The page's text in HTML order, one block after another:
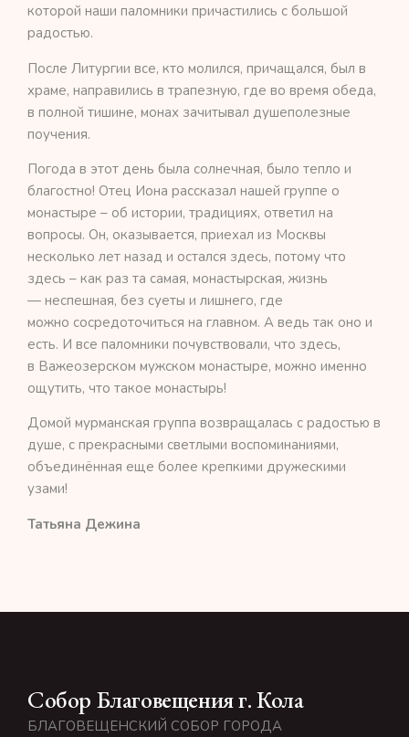
которой наши паломники причастились с большой
радостью.
После Литургии все, кто молился, причащался, был в
храме, направились в трапезную, где во время обеда,
в полной тишине, монах зачитывал душеполезные
поучения.
Погода в этот день была солнечная, было тепло и
благостно! Отец Иона рассказал нашей группе о
монастыре – об истории, традициях, ответил на
вопросы. Он, оказывается, приехал из Москвы
несколько лет назад и остался здесь, потому что
здесь – как раз та самая, монастырская, жизнь
— неспешная, без суеты и лишнего, где
можно сосредоточиться на главном. А ведь так оно и
есть. И все паломники почувствовали, что здесь,
в Важеозерском мужском монастыре, можно именно
ощутить, что такое монастырь!
Домой мурманская группа возвращалась с радостью в
душе, с прекрасными светлыми воспоминаниями,
объединённая еще более крепкими дружескими
узами!
Татьяна Дежина
Собор Благовещения г. Кола
БЛАГОВЕЩЕНСКИЙ СОБОР ГОРОДА